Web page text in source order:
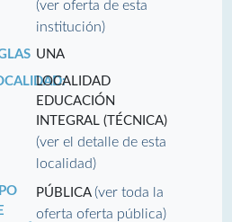
(ver oferta de esta
institución)
UNA
LOCALIDAD
EDUCACIÓN
INTEGRAL (TÉCNICA)
(ver el detalle de esta
localidad)
PÚBLICA(ver toda la
oferta oferta pública)